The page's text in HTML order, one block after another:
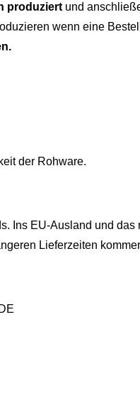
produziert und
wenn eine
der Rohware.
Ins EU-Ausland und das
Lieferzeiten